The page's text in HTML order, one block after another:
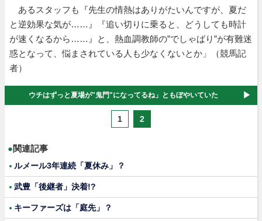
あるスタッフも『先生の情熱はありがたいんですが、夏だ
と逆効果な気が……』『追い切りに乗ると、どうしても時計
が速くなるから……』と、熱血調教師の”でしゃばり”が有難迷
惑となって、悩まされている人も少なくないとか」（競馬記
者）
ウチはずっと夏場が"鬼門"になってるね」ともぼやいていた
1 2
●関連記事
ルメール3年連続「夏休み」？
武豊「後継者」決着!?
キーファーズは「庭先」？